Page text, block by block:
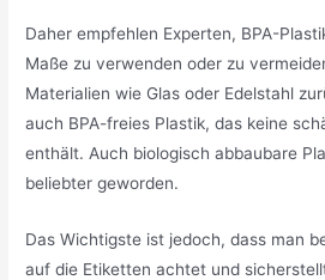
Daher empfehlen Experten, BPA-
Maße zu verwenden oder zu
Materialien wie Glas oder Edelstahl
auch BPA-freies Plastik, das keine
enthält. Auch biologisch abbaubare
beliebter geworden.
Das Wichtigste ist jedoch, dass man
auf die Etiketten achtet und